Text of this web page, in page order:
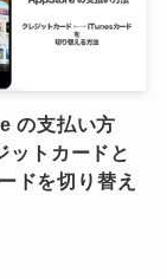
の支払い方
ットカードと
ドを切り替え